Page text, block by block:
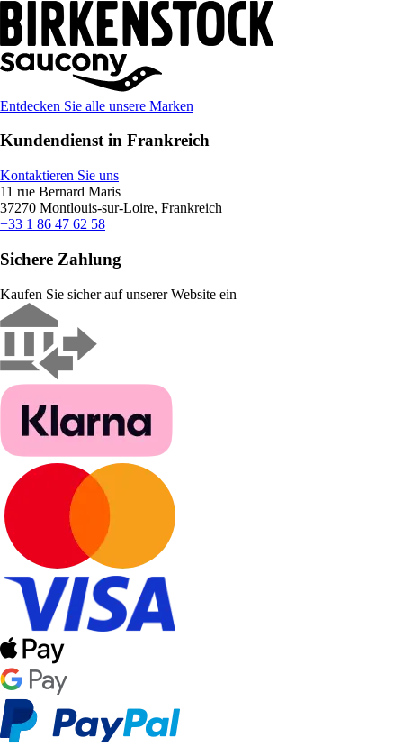
Entdecken Sie alle unsere Marken
Kundendienst in Frankreich
Kontaktieren Sie uns
11 rue Bernard Maris
37270 Montlouis-sur-Loire, Frankreich
+33 1 86 47 62 58
Sichere Zahlung
Kaufen Sie sicher auf unserer Website ein